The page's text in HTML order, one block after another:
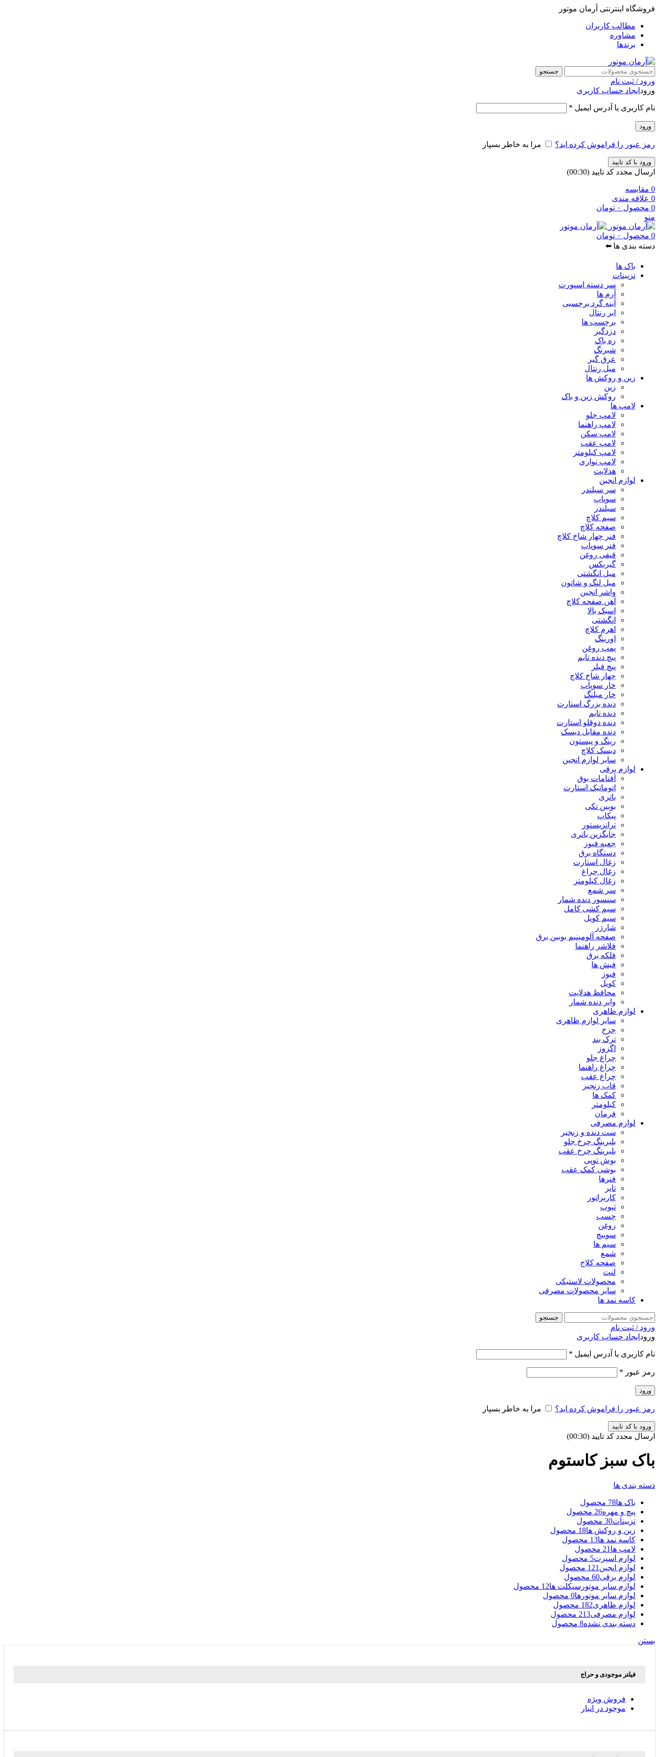
فروشگاه اینترنتی آرمان موتور
مطالب کاربران
مشاوره
برندها
جستجو
ورود / ثبت نام
ورود ایجاد حساب کاربری
نام کاربری یا آدرس ایمیل *
ورود
رمز عبور را فراموش کرده اید؟ مرا به خاطر بسپار
ورود با کد تایید
ارسال مجدد کد تایید (00:
30
)
0 مقایسه
0 علاقه مندی
0 محصول ۰ تومان
منو
0 محصول ۰ تومان
دسته بندی ها ⬅️
باک ها
تزیینات
سر دسته اسپورت
آرم ها
آینه گرد برچسبی
ابر رنتال
برچسب ها
دزدگیر
زه باک
شبرنگ
عرق گیر
میل رنتال
زین و روکش ها
زین
روکش زین و باک
لامپ ها
لامپ جلو
لامپ راهنما
لامپ سکن
لامپ عقب
لامپ کیلومتر
لامپ نواری
هدلایت
لوازم انجین
سر سیلندر
سوپاپ
سیلندر
سیم کلاچ
صفحه کلاچ
فنر چهار شاخ کلاچ
فنر سوپاپ
قیفی روغن
گیربکس
میل انگشتی
میل لنگ و شاتون
واشر انجین
آهن صفحه کلاچ
اسبک بالا
انگشتی
اهرم کلاچ
اورینگ
پمپ روغن
پیچ دنده تایم
پیچ فیلر
چهار شاخ کلاچ
خار سوپاپ
خار میلنگ
دنده بزرگ استارت
دنده تایم
دنده دوقلو استارت
دنده مقابل دیسک
رینگ و پیستون
دیسک کلاچ
سایر لوازم انجین
لوازم برقی
آفتامات بوق
اتوماتیک استارت
باتری
بوبین تکی
پیکاپ
ترانزیستور
جایگزین باتری
جعبه فیوز
دستگاه برق
زغال استارت
زغال چراغ
زغال کیلومتر
سر شمع
سنسور دنده شمار
سیم کشی کامل
سیم کویل
شارژر
صفحه آلومینیم بوبین برق
فلاشر راهنما
فلکه برق
فیش ها
فیوز
کویل
محافظ هدلایت
وایر دنده شمار
لوازم ظاهری
سایر لوازم ظاهری
چرخ
ترک بند
اگزوز
چراغ جلو
چراغ راهنما
چراغ عقب
قاب زنجیر
کمک ها
کیلومتر
فرمان
لوازم مصرفی
ست دنده و زنجیر
بلبرینگ چرخ جلو
بلبرینگ چرخ عقب
بوش توپی
بوشی کمک عقب
فنرها
تایر
کاربراتور
تیوپ
چسب
روغن
سوییچ
سیم ها
شمع
صفحه کلاج
لنت
محصولات لاستیکی
سایر محصولات مصرفی
کاسه نمد ها
جستجو
ورود / ثبت نام
ورود ایجاد حساب کاربری
نام کاربری یا آدرس ایمیل *
رمز عبور *
ورود
رمز عبور را فراموش کرده اید؟ مرا به خاطر بسپار
ورود با کد تایید
ارسال مجدد کد تایید (00:
30
)
باک سبز کاستوم
دسته بندی ها
باک ها78 محصول
پیچ و مهره26 محصول
تزیینات30 محصول
زین و روکش ها18 محصول
کاسه نمد ها13 محصول
لامپ ها 21 محصول
لوازم اسپرت5 محصول
لوازم انجین 121 محصول
لوازم برقی60 محصول
لوازم سایر موتورسیکلت ها12 محصول
لوازم سایر موتورها0 محصول
لوازم ظاهری182 محصول
لوازم مصرفی213 محصول
دسته بندی نشده8 محصول
بستن
فیلتر موجودی و حراج
فروش ویژه
موجود در انبار